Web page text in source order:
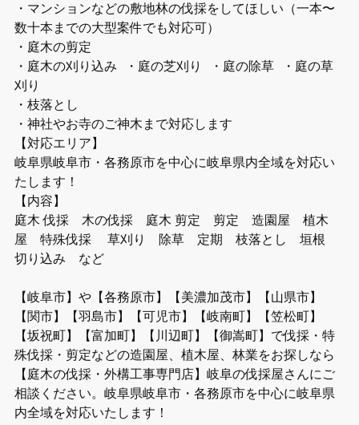
・マンションなどの敷地林の伐採をしてほしい（一本〜
数十本までの大型案件でも対応可）
・庭木の剪定
・庭木の刈り込み ・庭の芝刈り ・庭の除草 ・庭の草
刈り
・枝落とし
・神社やお寺のご神木まで対応します
【対応エリア】
岐阜県岐阜市・各務原市を中心に岐阜県内全域を対応い
たします！
【内容】
庭木 伐採 木の伐採 庭木 剪定 剪定 造園屋 植木
屋 特殊伐採 草刈り 除草 定期 枝落とし 垣根
切り込み など
【岐阜市】や【各務原市】【美濃加茂市】【山県市】
【関市】【羽島市】【可児市】【岐南町】【笠松町】
【坂祝町】【富加町】【川辺町】【御嵩町】で伐採・特
殊伐採・剪定などの造園屋、植木屋、林業をお探しなら
【庭木の伐採・外構工事専門店】岐阜の伐採屋さんにご
相談ください。岐阜県岐阜市・各務原市を中心に岐阜県
内全域を対応いたします！